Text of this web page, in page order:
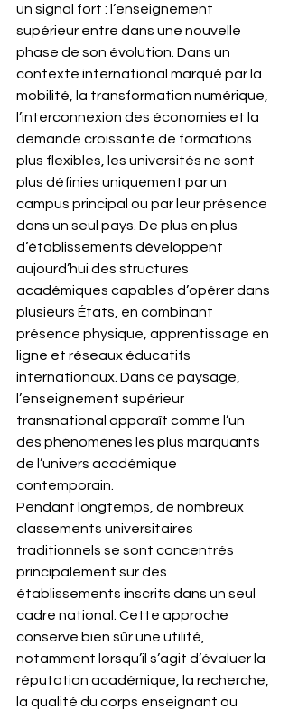
un signal fort : l’enseignement
supérieur entre dans une nouvelle
phase de son évolution. Dans un
contexte international marqué par la
mobilité, la transformation numérique,
l’interconnexion des économies et la
demande croissante de formations
plus flexibles, les universités ne sont
plus définies uniquement par un
campus principal ou par leur présence
dans un seul pays. De plus en plus
d’établissements développent
aujourd’hui des structures
académiques capables d’opérer dans
plusieurs États, en combinant
présence physique, apprentissage en
ligne et réseaux éducatifs
internationaux. Dans ce paysage,
l’enseignement supérieur
transnational apparaît comme l’un
des phénomènes les plus marquants
de l’univers académique
contemporain.
Pendant longtemps, de nombreux
classements universitaires
traditionnels se sont concentrés
principalement sur des
établissements inscrits dans un seul
cadre national. Cette approche
conserve bien sûr une utilité,
notamment lorsqu’il s’agit d’évaluer la
réputation académique, la recherche,
la qualité du corps enseignant ou